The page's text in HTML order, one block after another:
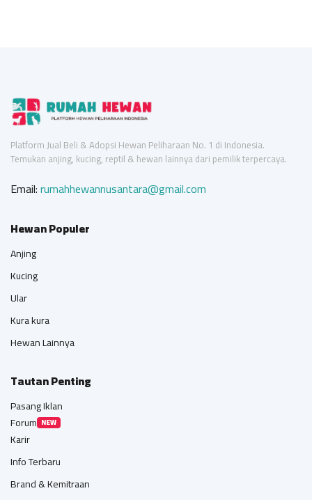
Platform Jual Beli & Adopsi Hewan Peliharaan No. 1 di Indonesia.
Temukan anjing, kucing, reptil & hewan lainnya dari pemilik terpercaya.
Email:rumahhewannusantara@gmail.com
Hewan Populer
Anjing
Kucing
Ular
Kura kura
Hewan Lainnya
Tautan Penting
Pasang Iklan
Forum NEW
Karir
Info Terbaru
Brand & Kemitraan